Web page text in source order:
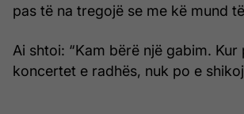
pas të na tregojë se me kë mund
Ai shtoi: “Kam bërë një gabim.
koncertet e radhës, nuk po e